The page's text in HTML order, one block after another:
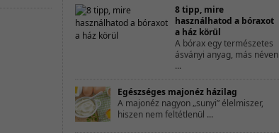
8 tipp, mire
használhatod a bóraxot
a ház körül
A bórax egy természetes
ásványi anyag, más néven
...
Egészséges majonéz házilag
A majonéz nagyon „sunyi” élelmiszer,
hiszen nem feltétlenül ...